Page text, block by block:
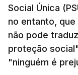
Social Única
no entanto,
não pode
proteção
"ninguém é